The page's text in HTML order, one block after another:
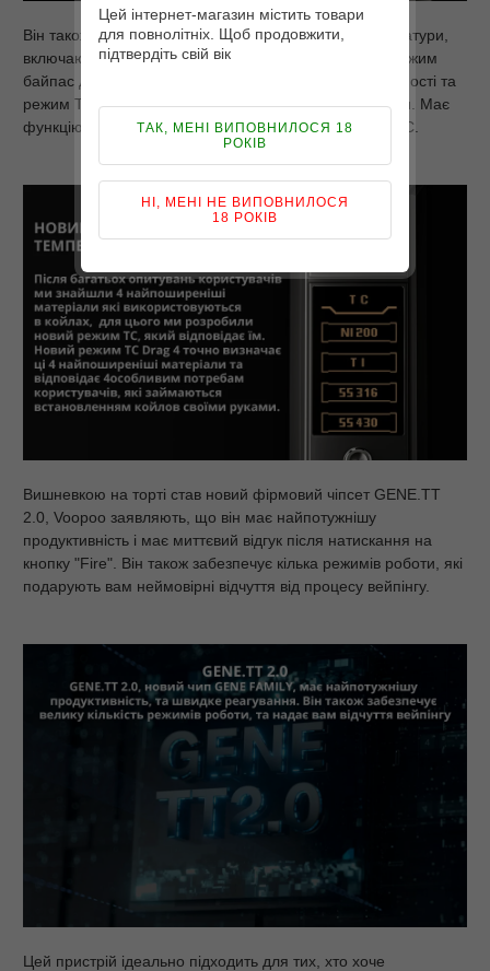
Він також підтримує кілька режимів контролю температури,
включаючи Ni200, Ti та SS. Крім того, цей мод має режим
байпас для отримання максимальної вихідної потужності та
режим TCR для більш точного контролю температури. Має
функцію швидкого заряджання завдяки роз'єму USB-C.
Вишневкою на торті став новий фірмовий чіпсет GENE.TT
2.0, Voopoo заявляють, що він має найпотужнішу
продуктивність і має миттєвий відгук після натискання на
кнопку "Fire". Він також забезпечує кілька режимів роботи, які
подарують вам неймовірні відчуття від процесу вейпінгу.
Цей пристрій ідеально підходить для тих, хто хоче
Цей інтернет-магазин містить товари
для повнолітніх. Щоб продовжити,
підтвердіть свій вік
ТАК, МЕНІ ВИПОВНИЛОСЯ 18
РОКІВ
НІ, МЕНІ НЕ ВИПОВНИЛОСЯ
18 РОКІВ